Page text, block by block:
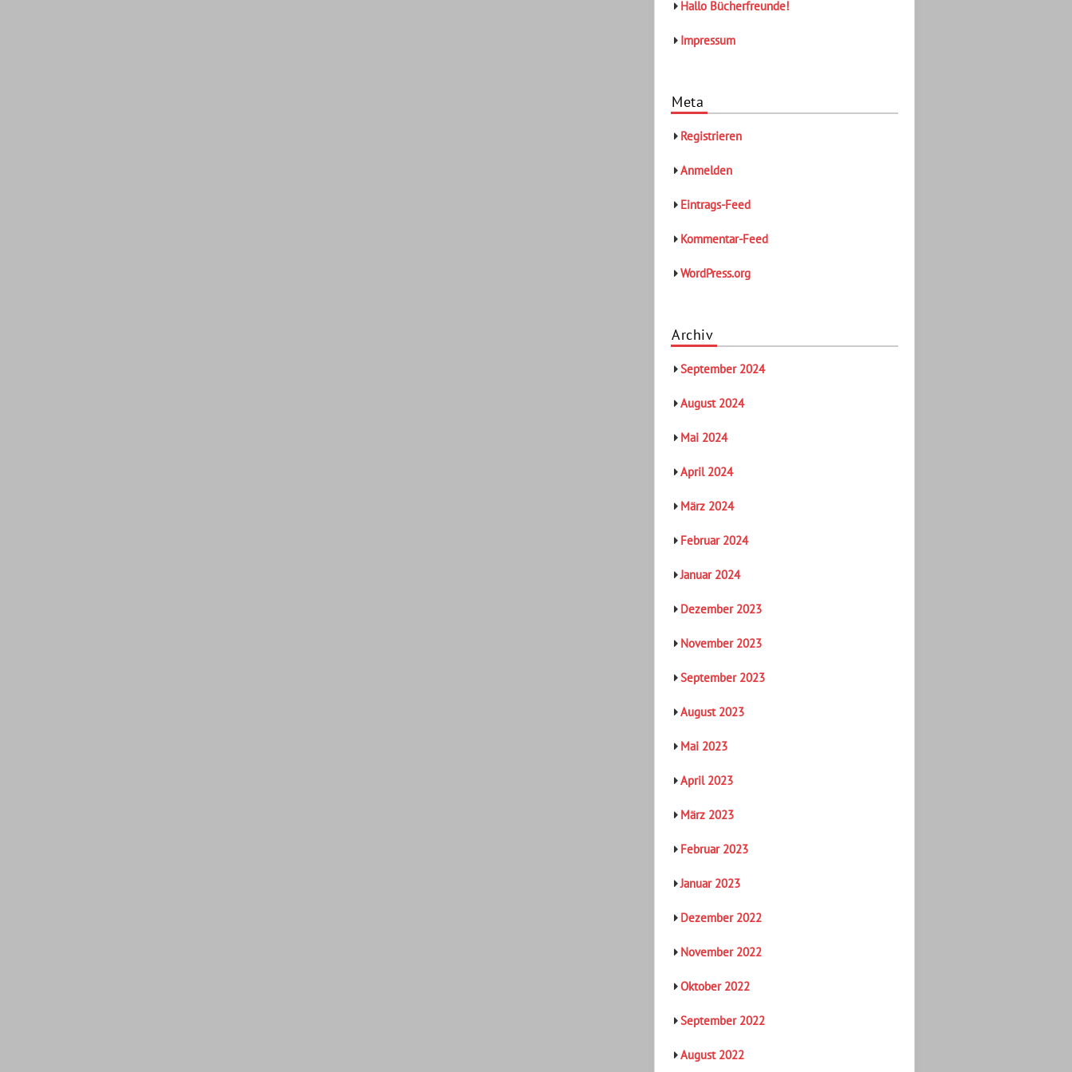
Hallo Bücherfreunde!
Impressum
Meta
Registrieren
Anmelden
Eintrags-Feed
Kommentar-Feed
WordPress.org
Archiv
September 2024
August 2024
Mai 2024
April 2024
März 2024
Februar 2024
Januar 2024
Dezember 2023
November 2023
September 2023
August 2023
Mai 2023
April 2023
März 2023
Februar 2023
Januar 2023
Dezember 2022
November 2022
Oktober 2022
September 2022
August 2022